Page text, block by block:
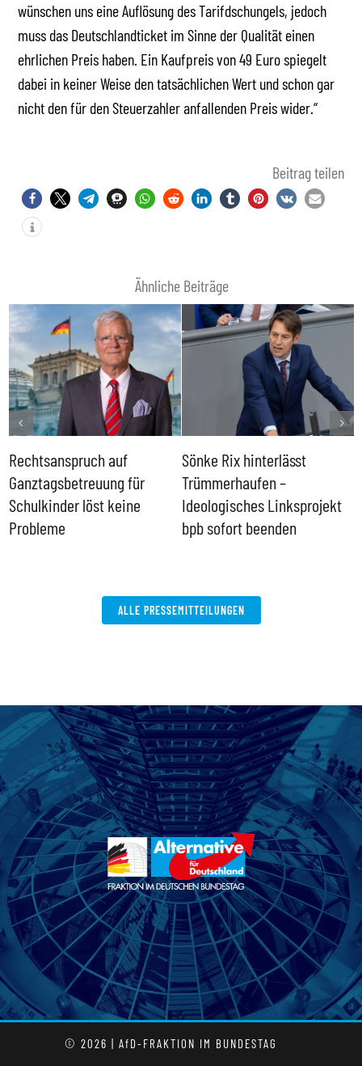
wünschen uns eine Auflösung des Tarifdschungels, jedoch
muss das Deutschlandticket im Sinne der Qualität einen
ehrlichen Preis haben. Ein Kaufpreis von 49 Euro spiegelt
dabei in keiner Weise den tatsächlichen Wert und schon gar
nicht den für den Steuerzahler anfallenden Preis wider.“
Beitrag teilen
Ähnliche Beiträge
Rechtsanspruch auf
Ganztagsbetreuung für
Schulkinder löst keine
Probleme
Sönke Rix hinterlässt
Trümmerhaufen –
Ideologisches Linksprojekt
bpb sofort beenden
ALLE PRESSEMITTEILUNGEN
© 2026 | AfD-FRAKTION IM BUNDESTAG